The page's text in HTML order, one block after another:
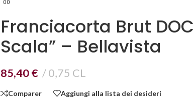
Franciacorta Brut
Scala” – Bellavista
85,40€ 0,75 CL
Comparer Aggiungi alla lista dei desideri